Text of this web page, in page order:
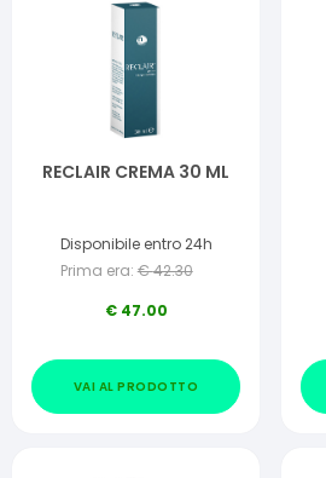
RECLAIR CREMA 30 ML
Disponibile entro 24h
Prima era: €42.30
€ 47.00
VAI AL PRODOTTO